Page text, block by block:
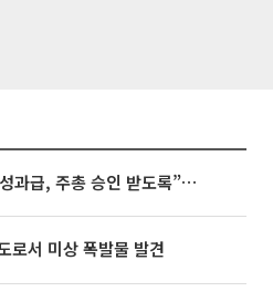
김정관 장관 “반도체 성과급, 주총 승인 받도록”…상법·자본시장법 개정 시사
로서 미상 폭발물 발견